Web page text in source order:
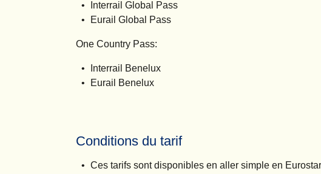
Interrail Global Pass
Eurail Global Pass
One Country Pass:
Interrail Benelux
Eurail Benelux
Conditions du tarif
Ces tarifs sont disponibles en aller simple en